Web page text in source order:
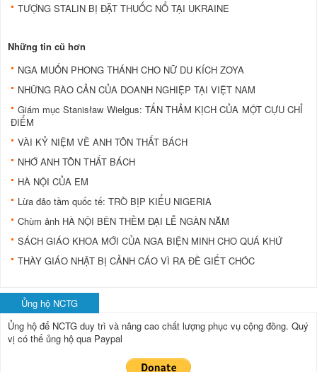
TƯỢNG STALIN BỊ ĐẶT THUỐC NỔ TẠI UKRAINE
Những tin cũ hơn
NGA MUỐN PHONG THÁNH CHO NỮ DU KÍCH ZOYA
NHỮNG RÀO CẢN CỦA DOANH NGHIỆP TẠI VIỆT NAM
Giám mục Stanisław Wielgus: TẤN THẢM KỊCH CỦA MỘT CỰU CHỈ
ĐIỂM
VÀI KỶ NIỆM VỀ ANH TÔN THẤT BÁCH
NHỚ ANH TÔN THẤT BÁCH
HÀ NỘI CỦA EM
Lừa đảo tầm quốc tế: TRÒ BỊP KIỂU NIGERIA
Chùm ảnh HÀ NỘI BÊN THỀM ĐẠI LỄ NGÀN NĂM
SÁCH GIÁO KHOA MỚI CỦA NGA BIỆN MINH CHO QUÁ KHỨ
THÀY GIÁO NHẬT BỊ CẢNH CÁO VÌ RA ĐỀ GIẾT CHÓC
Ủng hộ NCTG
Ủng hộ để NCTG duy trì và nâng cao chất lượng phục vụ cộng đồng. Quý
vị có thể ủng hộ qua Paypal